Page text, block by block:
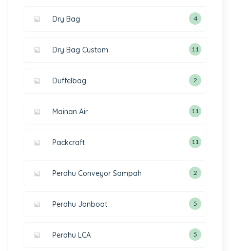
Dry Bag 4
Dry Bag Custom 11
Duffelbag 2
Mainan Air 11
Packcraft 11
Perahu Conveyor Sampah 2
Perahu Jonboat 5
Perahu LCA 5